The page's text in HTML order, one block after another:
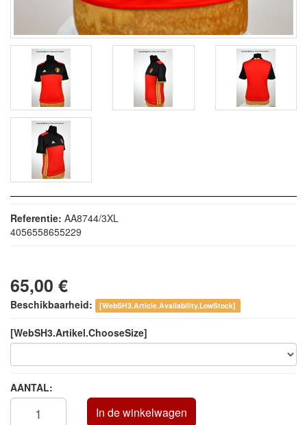
Referentie: AA8744/3XL
4056558655229
65,00 €
Beschikbaarheid: [WebSH3.Article.Availability.LowStock]
[WebSH3.Artikel.ChooseSize]
AANTAL:
In de winkelwagen